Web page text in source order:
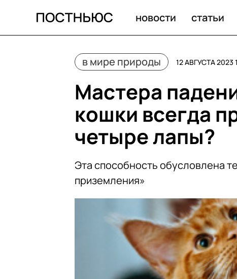
новости статьи
в мире природы 12 АВГУСТА 2023
Мастера
кошки всегда
четыре лапы?
Эта способность обусловлена
приземления»